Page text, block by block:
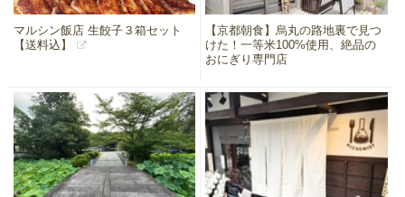
マルシン飯店 生餃子３箱セット
【送料込】
【京都朝食】烏丸の路地裏で見つ
けた！一等米100%使用、絶品の
おにぎり専門店